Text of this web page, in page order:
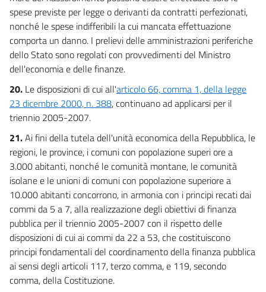
spese previste per legge o derivanti da contratti perfezionati,
nonché le spese indifferibili la cui mancata effettuazione
comporta un danno. I prelievi delle amministrazioni periferiche
dello Stato sono regolati con provvedimenti del Ministro
dell'economia e delle finanze.
20. Le disposizioni di cui all'articolo 66, comma 1, della legge
23 dicembre 2000, n. 388, continuano ad applicarsi per il
triennio 2005-2007.
21.Ai fini della tutela dell'unità economica della Repubblica, le
regioni, le province, i comuni con popolazione superi ore a
3.000 abitanti, nonché le comunità montane, le comunità
isolane e le unioni di comuni con popolazione superiore a
10.000 abitanti concorrono, in armonia con i principi recati dai
commi da 5 a 7, alla realizzazione degli obiettivi di finanza
pubblica per il triennio 2005-2007 con il rispetto delle
disposizioni di cui ai commi da 22 a 53, che costituiscono
principi fondamentali del coordinamento della finanza pubblica
ai sensi degli articoli 117, terzo comma, e 119, secondo
comma, della Costituzione.